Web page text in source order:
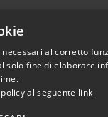
al corretto
solo fine di elaborare
al seguente link